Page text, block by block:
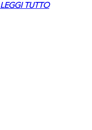
LEGGI TUTTO